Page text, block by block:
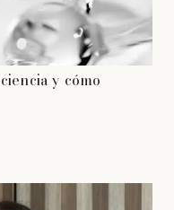
y cómo